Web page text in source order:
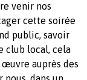
venir nos
cette soirée
public, savoir
club local, cela
auprès des